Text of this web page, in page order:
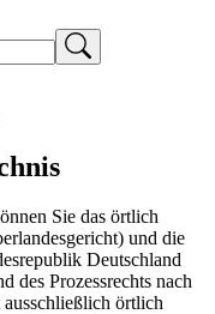
Sie das örtlich
und die
Deutschland
des Prozessrechts nach
ausschließlich örtlich